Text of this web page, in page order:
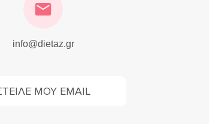
info@dietaz.gr
ΜΟΥ EMAIL